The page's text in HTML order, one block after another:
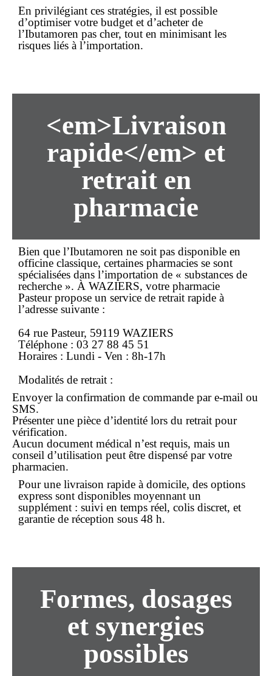
En privilégiant ces stratégies, il est possible
d’optimiser votre budget et d’acheter de
l’Ibutamoren pas cher, tout en minimisant les
risques liés à l’importation.
<em>Livraison
rapide</em> et
retrait en
pharmacie
Bien que l’Ibutamoren ne soit pas disponible en
officine classique, certaines pharmacies se sont
spécialisées dans l’importation de « substances de
recherche ». À WAZIERS, votre pharmacie
Pasteur propose un service de retrait rapide à
l’adresse suivante :
64 rue Pasteur, 59119 WAZIERS
Téléphone : 03 27 88 45 51
Horaires : Lundi - Ven : 8h-17h
Modalités de retrait :
Envoyer la confirmation de commande par e-mail ou
SMS.
Présenter une pièce d’identité lors du retrait pour
vérification.
Aucun document médical n’est requis, mais un
conseil d’utilisation peut être dispensé par votre
pharmacien.
Pour une livraison rapide à domicile, des options
express sont disponibles moyennant un
supplément : suivi en temps réel, colis discret, et
garantie de réception sous 48 h.
Formes, dosages
et synergies
possibles